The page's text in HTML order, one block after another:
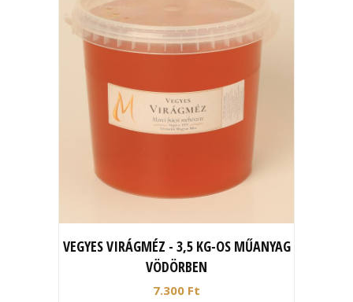
VEGYES VIRÁGMÉZ - 3,5 KG-OS MŰANYAG
VÖDÖRBEN
7.300 Ft